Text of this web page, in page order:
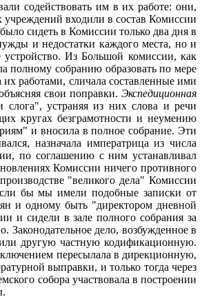
содействовать им в их работе: они,
учреждений входили в состав Комиссии
сидеть в Комиссии только два дня в
и недостатки каждого места, но и
Из Большой комиссии, как
полному собранию образовать по мере
работами, сличала составленные ими
свои поправки. Экспедиционная
слога", устраняя из них слова и речи
кругах безграмотности и неумению
и вносила в полное собрание. Эти
назначала императрица из числа
по соглашению с ним устанавливал
Комиссии ничего противного
"великого дела" Комиссии
бы мы имели подобные записки от
и одному быть "директором дневной
и сидели в зале полного собрания за
Законодательное дело, возбужденное в
другую частную кодификационную.
пересылала в дирекционную,
выправки, и только тогда через
собора участвовала в построении